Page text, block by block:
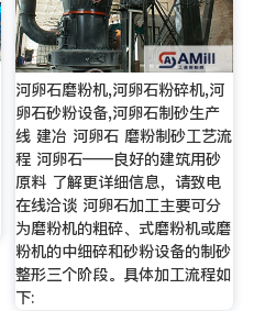
河卵石磨粉机,河卵石粉碎机,河
卵石砂粉设备,河卵石制砂生产
线 建冶 河卵石 磨粉制砂工艺流
程 河卵石——良好的建筑用砂
原料 了解更详细信息，请致电
在线洽谈 河卵石加工主要可分
为磨粉机的粗碎、式磨粉机或磨
粉机的中细碎和砂粉设备的制砂
整形三个阶段。具体加工流程如
下: